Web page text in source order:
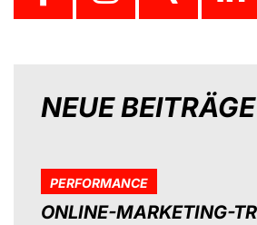
NEUE BEITRÄGE
PERFORMANCE
ONLINE-MARKETING-